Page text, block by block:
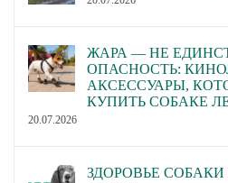
ЖАРА — НЕ
ОПАСНОСТЬ:
АКСЕССУАРЫ,
КУПИТЬ СОБАКЕ
20.07.2026
ЗДОРОВЬЕ